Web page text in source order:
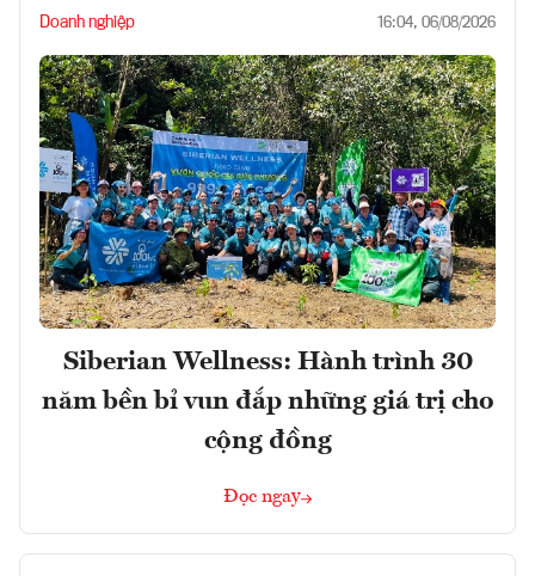
Doanh nghiệp 16:04, 06/08/2026
Siberian Wellness: Hành trình 30
năm bền bỉ vun đắp những giá trị cho
cộng đồng
Đọc ngay